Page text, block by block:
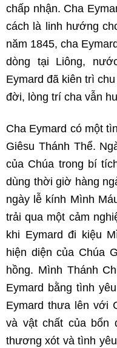
chấp nhận. Cha
cách là linh hướng
năm 1845, cha
dòng tại Liông,
Eymard đã kiên trì
đời, lòng trí cha vẫn
Cha Eymard có một
Giêsu Thánh Thể.
của Chúa trong bí
dùng thời giờ hàng
ngày lễ kính Mình
trải qua một cảm
khi Eymard đi kiệu
hiện diện của Chúa
hồng. Mình Thánh
Eymard bằng tình
Eymard thưa lên với
và vật chất của bổn
thương xót và tình